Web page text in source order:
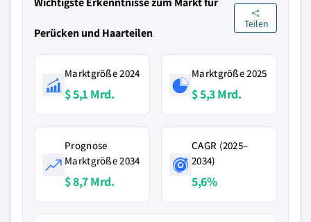
Perücken und Haarteilen
Teilen
Marktgröße 2024
$ 5,1 Mrd.
Marktgröße 2025
$ 5,3 Mrd.
Prognose
Marktgröße 2034
$ 8,7 Mrd.
CAGR (2025–
2034)
5,6%